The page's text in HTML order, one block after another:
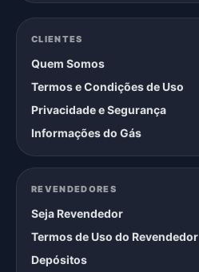
CLIENTES
Quem Somos
Termos e Condições de Uso
Privacidade e Segurança
Informações do Gás
REVENDEDORES
Seja Revendedor
Termos de Uso do Revendedor
Depósitos